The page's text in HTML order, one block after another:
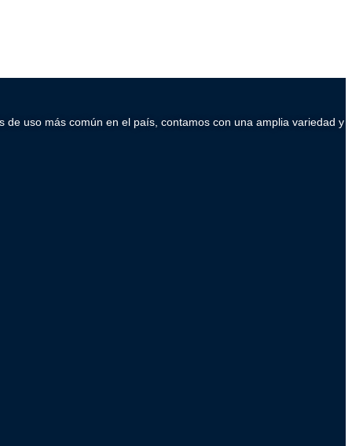
uso más común en el país, contamos con una amplia variedad y